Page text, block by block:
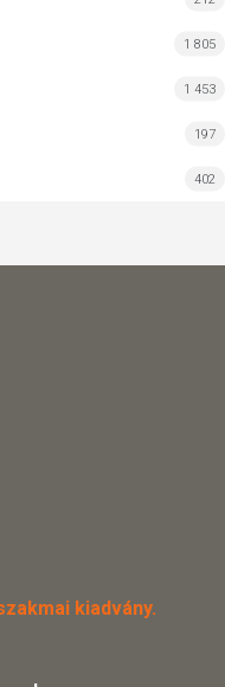
1 805
1 453
197
402
kiadvány.